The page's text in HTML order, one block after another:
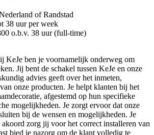
of Randstad
38 uur per week
o.b.v. 38 uur (full-time)
KeJe ben je voornamelijk onderweg om
Jij bent de schakel tussen KeJe en onze
advies geeft over het inmeten,
onze producten. Je helpt klanten bij het
afgestemd op hun specifieke
mogelijkheden. Je zorgt ervoor dat onze
bij de wensen en mogelijkheden. Je
akoord zorg jij voor het correct installeren van
bied je nazorg om de klant volledig te